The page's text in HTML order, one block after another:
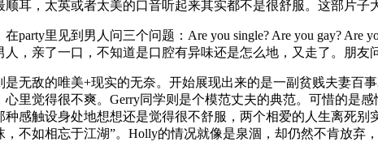
耳，太英或者太美的口音听起来其实都不是很舒服。这部片子
party里见到男人问三个问题：Are you single? Are you gay?
，亲了一口，不知道是口腔有异味还是怎么地，又走了。朋友
无敌的唯美+现实的无奈。开始展现出来的是一副贫贱夫妻百
里觉得很不爽。Gerry同学则是个模范丈夫的典范。可惜的是
感触设身处地想想还是觉得很不舒服，两个相爱的人生离死
不如相忘于江湖”。Holly的情况就像是泉涸，却仍然不肯放